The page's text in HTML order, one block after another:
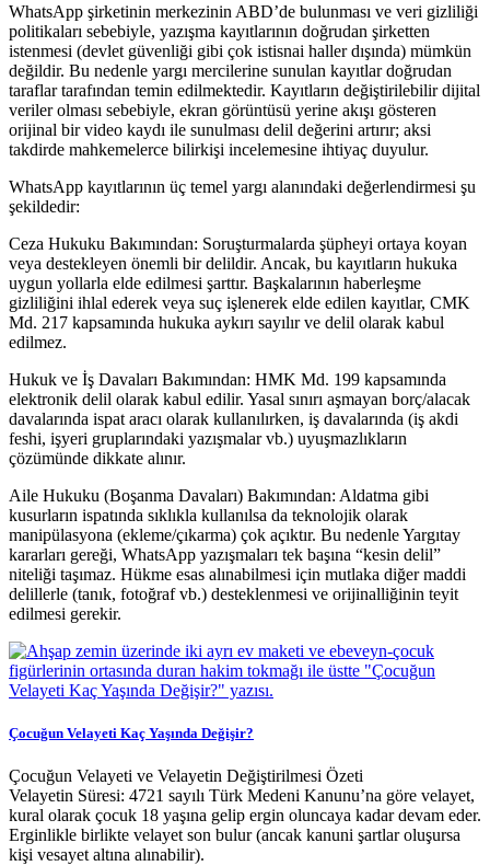
WhatsApp şirketinin merkezinin ABD’de bulunması ve veri gizliliği
politikaları sebebiyle, yazışma kayıtlarının doğrudan şirketten
istenmesi (devlet güvenliği gibi çok istisnai haller dışında) mümkün
değildir. Bu nedenle yargı mercilerine sunulan kayıtlar doğrudan
taraflar tarafından temin edilmektedir. Kayıtların değiştirilebilir dijital
veriler olması sebebiyle, ekran görüntüsü yerine akışı gösteren
orijinal bir video kaydı ile sunulması delil değerini artırır; aksi
takdirde mahkemelerce bilirkişi incelemesine ihtiyaç duyulur.
WhatsApp kayıtlarının üç temel yargı alanındaki değerlendirmesi şu
şekildedir:
Ceza Hukuku Bakımından: Soruşturmalarda şüpheyi ortaya koyan
veya destekleyen önemli bir delildir. Ancak, bu kayıtların hukuka
uygun yollarla elde edilmesi şarttır. Başkalarının haberleşme
gizliliğini ihlal ederek veya suç işlenerek elde edilen kayıtlar, CMK
Md. 217 kapsamında hukuka aykırı sayılır ve delil olarak kabul
edilmez.
Hukuk ve İş Davaları Bakımından: HMK Md. 199 kapsamında
elektronik delil olarak kabul edilir. Yasal sınırı aşmayan borç/alacak
davalarında ispat aracı olarak kullanılırken, iş davalarında (iş akdi
feshi, işyeri gruplarındaki yazışmalar vb.) uyuşmazlıkların
çözümünde dikkate alınır.
Aile Hukuku (Boşanma Davaları) Bakımından: Aldatma gibi
kusurların ispatında sıklıkla kullanılsa da teknolojik olarak
manipülasyona (ekleme/çıkarma) çok açıktır. Bu nedenle Yargıtay
kararları gereği, WhatsApp yazışmaları tek başına “kesin delil”
niteliği taşımaz. Hükme esas alınabilmesi için mutlaka diğer maddi
delillerle (tanık, fotoğraf vb.) desteklenmesi ve orijinalliğinin teyit
edilmesi gerekir.
Çocuğun Velayeti Kaç Yaşında Değişir?
Çocuğun Velayeti ve Velayetin Değiştirilmesi Özeti
Velayetin Süresi: 4721 sayılı Türk Medeni Kanunu’na göre velayet,
kural olarak çocuk 18 yaşına gelip ergin oluncaya kadar devam eder.
Erginlikle birlikte velayet son bulur (ancak kanuni şartlar oluşursa
kişi vesayet altına alınabilir).